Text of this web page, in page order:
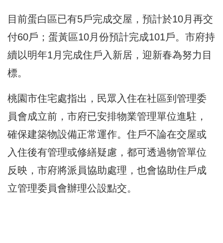
目前蛋白區已有5戶完成交屋，預計於10月再交
付60戶；蛋黃區10月份預計完成101戶。市府持
續以明年1月完成住戶入新居，迎新春為努力目
標。
桃園市住宅處指出，民眾入住在社區到管理委
員會成立前，市府已安排物業管理單位進駐，
確保建築物設備正常運作。住戶不論在交屋或
入住後有管理或修繕疑慮，都可透過物管單位
反映，市府將派員協助處理，也會協助住戶成
立管理委員會辦理公設點交。